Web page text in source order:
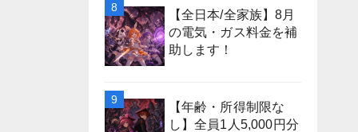
【全日本/全家族】8月
の電気・ガス料金を補
助します！
【年齢・所得制限な
し】全員1人5,000円分